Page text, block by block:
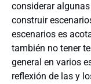
considerar
construir
escenarios es
también no tener
general en varios
reflexión de las y